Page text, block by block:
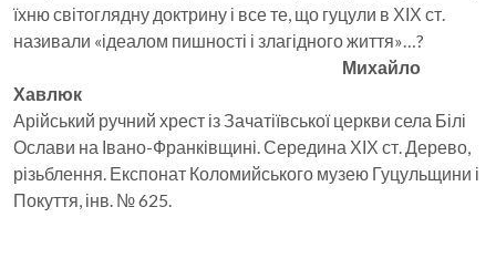
їхню світоглядну доктрину і все те, що гуцули в ХІХ ст.
називали «ідеалом пишності і злагідного життя»…?
Михайло
Хавлюк
Арійський ручний хрест із Зачатіївської церкви села Білі
Ослави на Івано-Франківщині. Середина ХІХ ст. Дерево,
різьблення. Експонат Коломийського музею Гуцульщини і
Покуття, інв. № 625.